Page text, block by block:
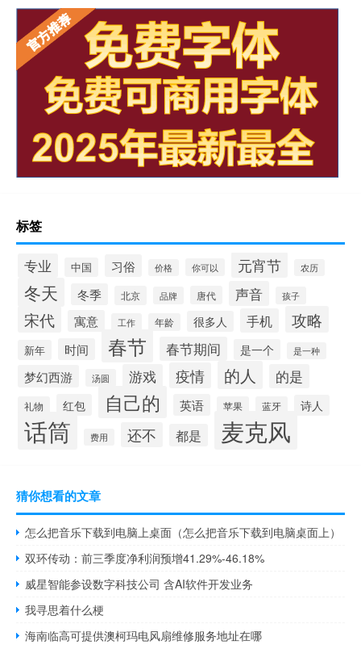
标签
专业 中国 习俗 价格 你可以 元宵节 农历
冬天 冬季 北京 品牌 唐代 声音 孩子
宋代 寓意 工作 年龄 很多人 手机 攻略
新年 时间 春节 春节期间 是一个 是一种
梦幻西游 汤圆 游戏 疫情 的人 的是
礼物 红包 自己的 英语 苹果 蓝牙 诗人
话筒 费用 还不 都是 麦克风
猜你想看的文章
怎么把音乐下载到电脑上桌面（怎么把音乐下载到电脑桌面上）
双环传动：前三季度净利润预增41.29%-46.18%
威星智能参设数字科技公司 含AI软件开发业务
我寻思着什么梗
海南临高可提供澳柯玛电风扇维修服务地址在哪